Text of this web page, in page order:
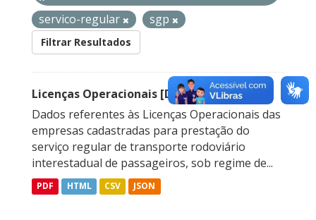
servico-regular sgp
Filtrar Resultados
Licenças Operacionais [Descontinuado]
Dados referentes às Licenças Operacionais das
empresas cadastradas para prestação do
serviço regular de transporte rodoviário
interestadual de passageiros, sob regime de...
PDF HTML CSV JSON